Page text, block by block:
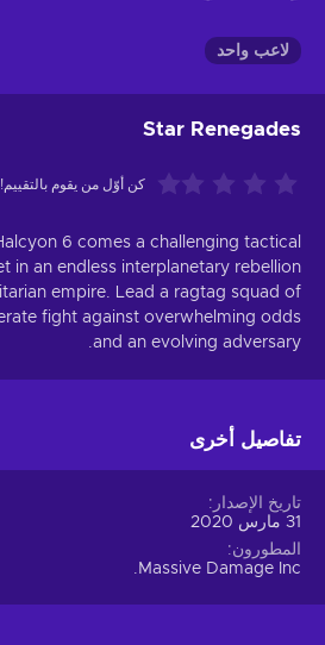
لاعب واحد
Star Renegades
كن أوّل من يقوم بالتقييم!
6 comes a challenging tactical
in an endless interplanetary rebellion
empire. Lead a ragtag squad of
fight against overwhelming odds
and an evolving adversary.
تفاصيل أخرى
تاريخ الإصدار
31 مارس 2020
المطورون
Massive Damage Inc.